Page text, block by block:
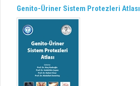
Genito-Üriner Sistem Protezleri Atlası